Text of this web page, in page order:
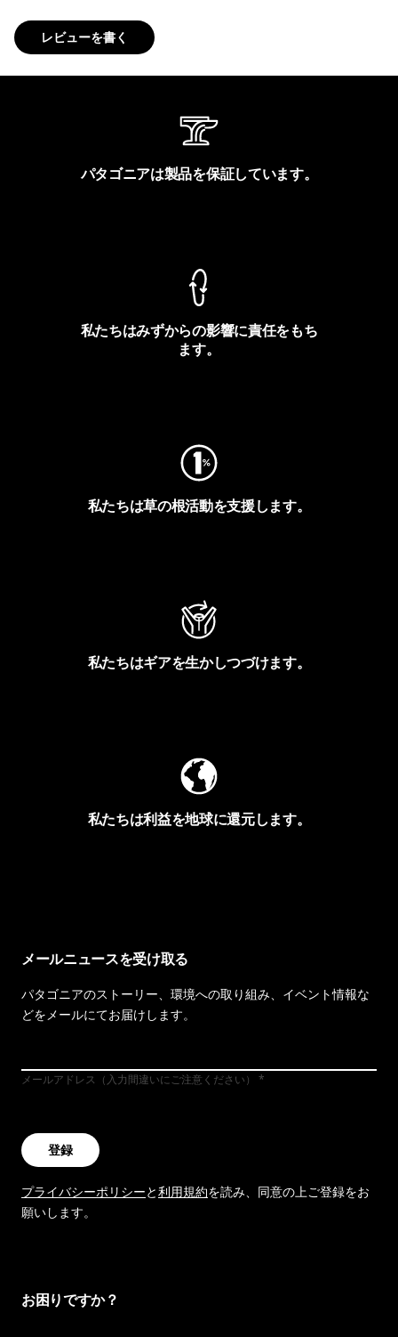
レビューを書く
パタゴニアは製品を保証しています。
私たちはみずからの影響に責任をもち
ます。
私たちは草の根活動を支援します。
私たちはギアを生かしつづけます。
私たちは利益を地球に還元します。
メールニュースを受け取る
パタゴニアのストーリー、環境への取り組み、イベント情報な
どをメールにてお届けします。
メールアドレス（入力間違いにご注意ください）
登録
プライバシーポリシーと利用規約を読み、同意の上ご登録をお
願いします。
お困りですか？